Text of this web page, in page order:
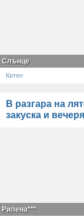
Слънце
Китен
В разгара на
закуска и
Рилена***